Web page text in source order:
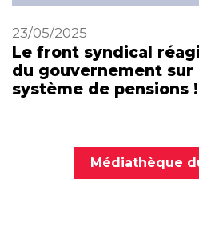
23/05/2025
Le front syndical
du gouvernement sur
système de pensions !
Médiathèque